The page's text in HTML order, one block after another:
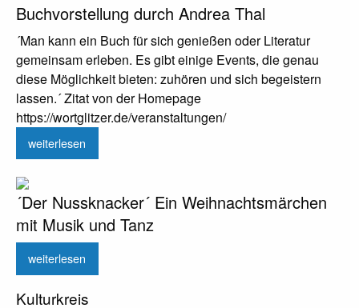
Buchvorstellung durch Andrea Thal
´Man kann ein Buch für sich genießen oder Literatur
gemeinsam erleben. Es gibt einige Events, die genau
diese Möglichkeit bieten: zuhören und sich begeistern
lassen.´ Zitat von der Homepage
https://wortglitzer.de/veranstaltungen/
weiterlesen
´Der Nussknacker´ Ein Weihnachtsmärchen
mit Musik und Tanz
weiterlesen
Kulturkreis